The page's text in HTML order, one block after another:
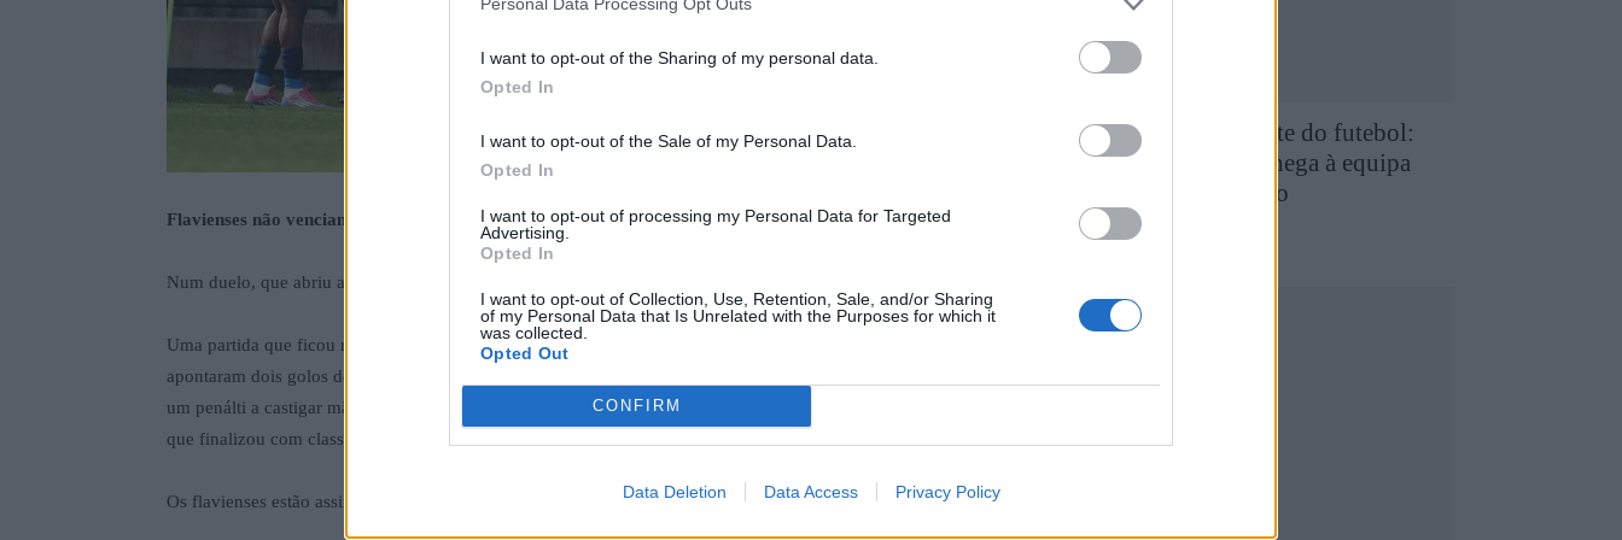
I want to opt-out of the Sharing of my personal data.
Opted In
I want to opt-out of the Sale of my Personal Data.
Opted In
I want to opt-out of processing my Personal Data for Targeted
Advertising.
Opted In
I want to opt-out of Collection, Use, Retention, Sale, and/or Sharing
of my Personal Data that Is Unrelated with the Purposes for which it
was collected.
Opted Out
CONFIRM
Data Deletion Data Access Privacy Policy
Flavienses não venciam há três partidas
Num duelo, que abriu a 22ª ronda da II Liga, o Chaves recebeu e venceu este sábado o Felgueiras por 2-0.
Uma partida que ficou resolvida apenas na segunda parte, período em que os “Valentes transmontanos”
apontaram dois golos de forma consecutiva. Primeira, ao minuto 78, Rúben Pina converteu da melhor forma
um penálti a castigar mão de Aílson. Logo de seguida, ao minuto 79, o mesmo Rúben Pina assistiu Rui Gomes
que finalizou com classe através de um pontapé acrobático.
Os flavienses estão assim no 5.º lugar, com 35 pontos, a cinco de distância da liderança.
De Favaios para a elite do futebol:
Guilherme Chaves chega à equipa
principal do FC Porto
Futebol 5 de Agosto, 2026